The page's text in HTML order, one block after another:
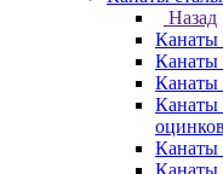
Назад
Канаты
Канаты
Канаты
Канаты
Канаты
Канаты